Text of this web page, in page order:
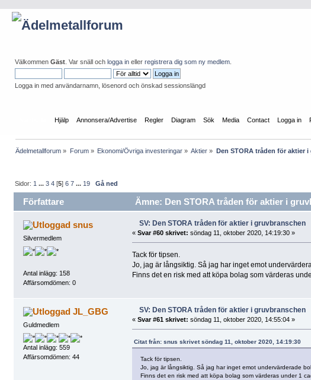
Välkommen Gäst . Var snäll och logga in eller registrera dig som ny medlem
Logga in med användarnamn, lösenord och önskad sessionslängd
Hjälp Annonsera/Advertise Regler Diagram Sök Media Contact Logga in
Ädelmetallforum » Forum» Ekonomi/Övriga investeringar» Aktier » Den STORA tråden för aktier
Sidor: 1 ...3 4 [5]6 7 ... 19 Gå ned
Författare Ämne: Den STORA tråden för aktier i
snus
Silvermedlem
Antal inlägg: 158
Affärsomdömen: 0
SV: Den STORA tråden för aktier i gruvbranschen
« Svar #60 skrivet: söndag 11, oktober 2020, 14:19:30 »
Tack för tipsen.
Jo, jag är långsiktig. Så jag har inget emot
Finns det en risk med att köpa bolag som värderas
JL_GBG
Guldmedlem
Antal inlägg: 559
Affärsomdömen: 44
SV: Den STORA tråden för aktier i gruvbranschen
« Svar #61 skrivet: söndag 11, oktober 2020, 14:55:04 »
Citat från: snus skrivet söndag 11, oktober 2020, 14:19:30
Tack för tipsen.
Jo, jag är långsiktig. Så jag har inget emot undervärderade
Finns det en risk med att köpa bolag som värderas under 1